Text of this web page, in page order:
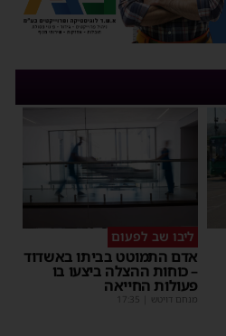
ליבו שב לפעום
אדם התמוטט בביתו באשדוד
– כוחות ההצלה ביצעו בו
פעולות החייאה
מנחם דויטש 17:35